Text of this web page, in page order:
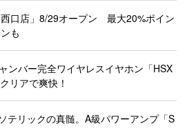
西口店」8/29オープン 最大20%ポイン
も
ンバー完全ワイヤレスイヤホン「HSX
リアで爽快！
テリックの真髄。A級パワーアンプ「S